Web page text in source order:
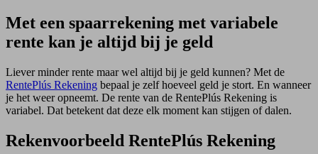
Met een spaarrekening met variabele
rente kan je altijd bij je geld
Liever minder rente maar wel altijd bij je geld kunnen? Met de
RentePlús Rekening bepaal je zelf hoeveel geld je stort. En wanneer
je het weer opneemt. De rente van de RentePlús Rekening is
variabel. Dat betekent dat deze elk moment kan stijgen of dalen.
Rekenvoorbeeld RentePlús Rekening